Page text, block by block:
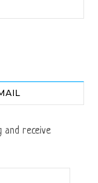
and receive